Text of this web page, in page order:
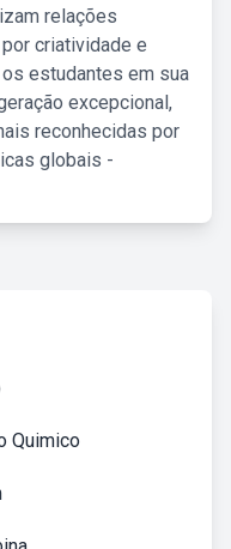
relações
criatividade e
estudantes em sua
excepcional,
reconhecidas por
globais -
Quimico